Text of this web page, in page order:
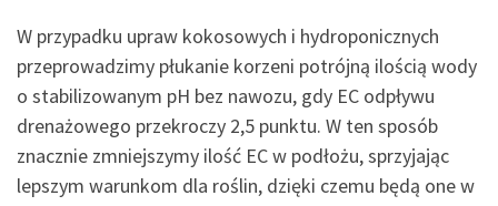
W przypadku upraw kokosowych i hydroponicznych
przeprowadzimy płukanie korzeni potrójną ilością wody
o stabilizowanym pH bez nawozu, gdy EC odpływu
drenażowego przekroczy 2,5 punktu. W ten sposób
znacznie zmniejszymy ilość EC w podłożu, sprzyjając
lepszym warunkom dla roślin, dzięki czemu będą one w